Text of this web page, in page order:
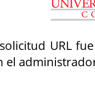
URL
el